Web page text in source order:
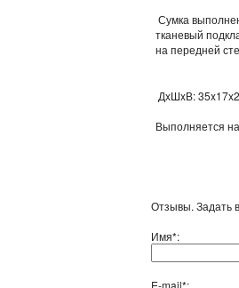
Сумка
тканевый
на передней
ДxШxВ:
Выполняется
Отзывы. Задать
Имя*:
E-mail*: